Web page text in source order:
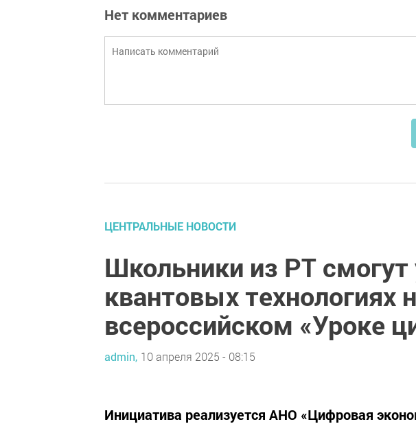
Нет комментариев
ЦЕНТРАЛЬНЫЕ НОВОСТИ
Школьники из РТ смогут
квантовых технологиях
всероссийском «Уроке
admin, 10 апреля 2025 - 08:15
Инициатива реализуется АНО «Цифровая